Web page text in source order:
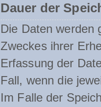
Dauer der
Die Daten werden
Zweckes ihrer
Erfassung der
Fall, wenn die
Im Falle der